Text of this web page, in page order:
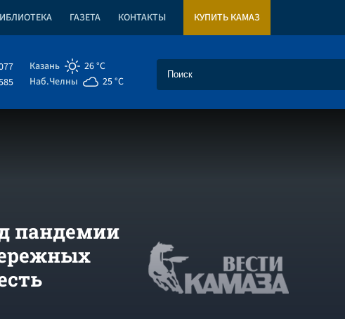
ГАЗЕТА КОНТАКТЫ КУПИТЬ КАМАЗ
Казань
26 °C
Наб.Челны
25 °C
пандемии